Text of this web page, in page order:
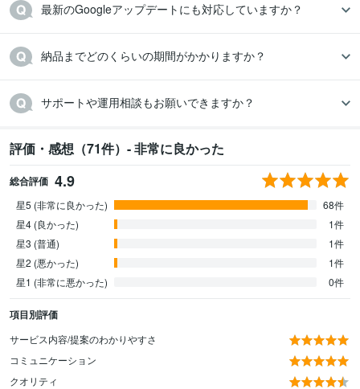
最新のGoogleアップデートにも対応していますか？
納品までどのくらいの期間がかかりますか？
サポートや運用相談もお願いできますか？
評価・感想（71件）- 非常に良かった
総合評価 4.9
星5 (非常に良かった)
68件
星4 (良かった)
1件
星3 (普通)
1件
星2 (悪かった)
1件
星1 (非常に悪かった)
0件
項目別評価
サービス内容/提案のわかりやすさ
コミュニケーション
クオリティ